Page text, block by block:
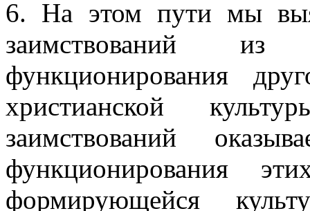
6. На этом пути мы
заимствований
функционирования
христианской
заимствований
функционирования
формирующейся